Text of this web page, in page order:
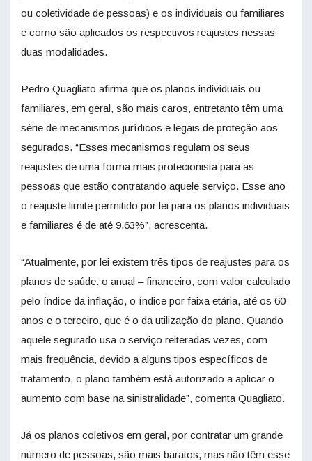
ou coletividade de pessoas) e os individuais ou familiares
e como são aplicados os respectivos reajustes nessas
duas modalidades.
Pedro Quagliato afirma que os planos individuais ou
familiares, em geral, são mais caros, entretanto têm uma
série de mecanismos jurídicos e legais de proteção aos
segurados. “Esses mecanismos regulam os seus
reajustes de uma forma mais protecionista para as
pessoas que estão contratando aquele serviço. Esse ano
o reajuste limite permitido por lei para os planos individuais
e familiares é de até 9,63%”, acrescenta.
“Atualmente, por lei existem três tipos de reajustes para os
planos de saúde: o anual – financeiro, com valor calculado
pelo índice da inflação, o índice por faixa etária, até os 60
anos e o terceiro, que é o da utilização do plano. Quando
aquele segurado usa o serviço reiteradas vezes, com
mais frequência, devido a alguns tipos específicos de
tratamento, o plano também está autorizado a aplicar o
aumento com base na sinistralidade”, comenta Quagliato.
Já os planos coletivos em geral, por contratar um grande
número de pessoas, são mais baratos, mas não têm esse